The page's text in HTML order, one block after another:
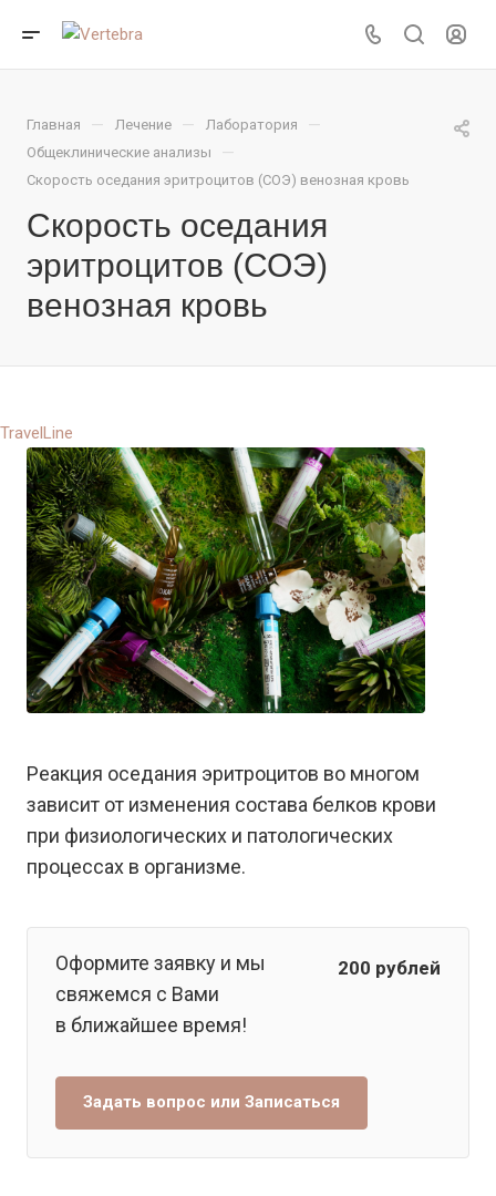
Главная — Лечение — Лаборатория —
Общеклинические анализы —
Скорость оседания эритроцитов (СОЭ) венозная кровь
Скорость оседания
эритроцитов (СОЭ)
венозная кровь
TravelLine
Реакция оседания эритроцитов во многом
зависит от изменения состава белков крови
при физиологических и патологических
процессах в организме.
Оформите заявку и мы
свяжемся с Вами
в ближайшее время!
200 рублей
Задать вопрос или Записаться